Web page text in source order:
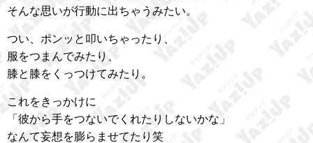
そんな思いが行動に出ちゃうみたい。
つい、ポンッと叩いちゃったり、
服をつまんでみたり、
膝と膝をくっつけてみたり。
これをきっかけに
「彼から手をつないでくれたりしないかな」
なんて妄想を膨らませてたり笑